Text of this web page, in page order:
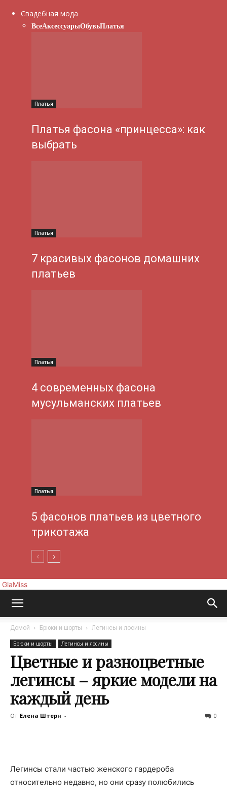
Свадебная мода
ВсеАксессуарыОбувьПлатья
Платья
Платья фасона «принцесса»: как
выбрать
Платья
7 красивых фасонов домашних
платьев
Платья
4 современных фасона
мусульманских платьев
Платья
5 фасонов платьев из цветного
трикотажа
GlaMiss
Домой Брюки и шорты Легинсы и лосины
Брюки и шорты Легинсы и лосины
Цветные и разноцветные
легинсы – яркие модели на
каждый день
От Елена Штерн - 0
Легинсы стали частью женского гардероба
относительно недавно, но они сразу полюбились